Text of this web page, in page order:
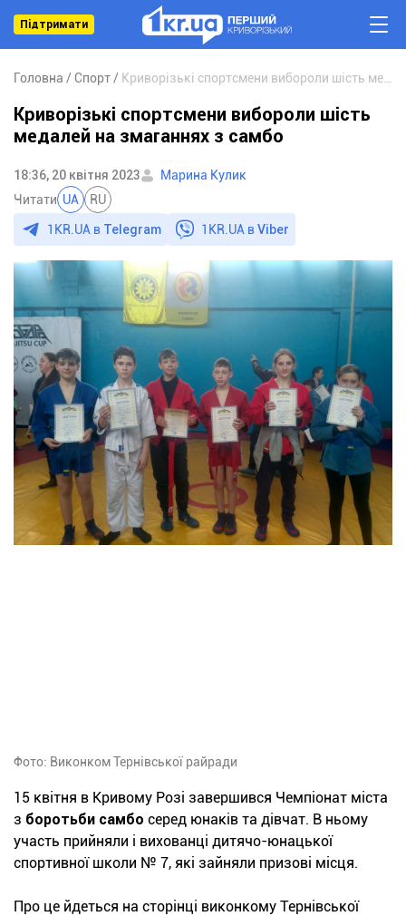
Підтримати
Головна Спорт
Криворізькі спортсмени вибороли шість
медалей на змаганнях з самбо
18:36, 20 квітня 2023
Марина Кулик
Читати UA RU
1KR.UA в Telegram 1KR.UA вViber
Фото: Виконком Тернівської райради
15 квітня в Кривому Розі завершився Чемпіонат міста
з боротьби самбо серед юнаків та дівчат. В ньому
участь прийняли і вихованці дитячо-юнацької
спортивної школи № 7, які зайняли призові місця.
Про це йдеться на сторінці виконкому Тернівської